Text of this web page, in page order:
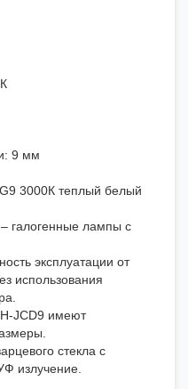
9 мм
3000К теплый белый
галогенные лампы с
эксплуатации от
использования
JCD9 имеют
стекла с
излучение.